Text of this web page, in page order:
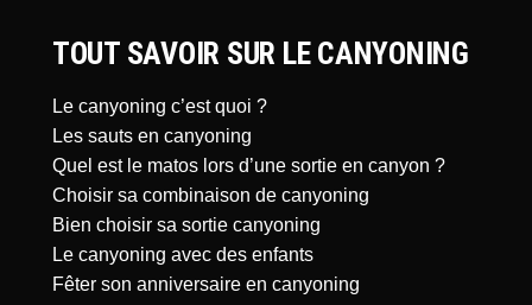
TOUT SAVOIR SUR LE CANYONING
Le canyoning c’est quoi ?
Les sauts en canyoning
Quel est le matos lors d’une sortie en canyon ?
Choisir sa combinaison de canyoning
Bien choisir sa sortie canyoning
Le canyoning avec des enfants
Fêter son anniversaire en canyoning